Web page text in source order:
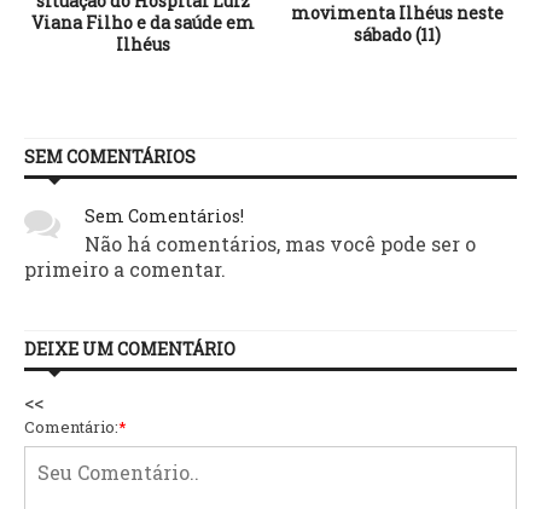
Viana Filho e da saúde em
movimenta Ilhéus neste
sábado (11)
SEM COMENTÁRIOS
Sem Comentários!
Não há comentários, mas você pode ser o
primeiro a comentar.
DEIXE UM COMENTÁRIO
<<
Comentário:*